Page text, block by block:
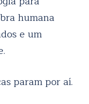
humana
e um
param por aí.